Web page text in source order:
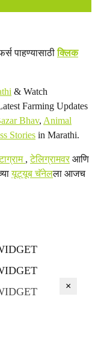
पाहण्यासाठीक्लिक
& Watch
Farming Updates
Bhav, Animal
Stories in Marathi.
,टेलिग्रामवरआणि
यूट्यूब चॅनेलला आजच
×